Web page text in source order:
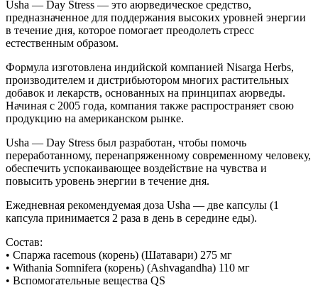
Usha — Day Stress — это аюрведическое средство,
предназначенное для поддержания высоких уровней энергии
в течение дня, которое помогает преодолеть стресс
естественным образом.
Формула изготовлена ​​индийской компанией Nisarga Herbs,
производителем и дистрибьютором многих растительных
добавок и лекарств, основанных на принципах аюрведы.
Начиная с 2005 года, компания также распространяет свою
продукцию на американском рынке.
Usha — Day Stress был разработан, чтобы помочь
переработанному, перенапряженному современному человеку,
обеспечить успокаивающее воздействие на чувства и
повысить уровень энергии в течение дня.
Ежедневная рекомендуемая доза Usha — две капсулы (1
капсула принимается 2 раза в день в середине еды).
Состав:
• Спаржа racemous (корень) (Шатавари) 275 мг
• Withania Somnifera (корень) (Ashvagandha) 110 мг
• Вспомогательные вещества QS